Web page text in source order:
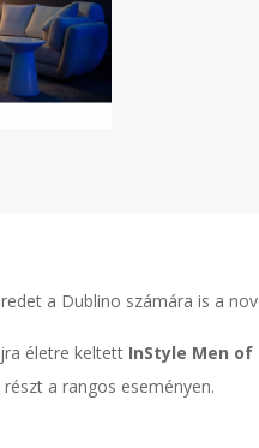
a Dublino számára is a
életre keltett InStyle Men of
a rangos eseményen.